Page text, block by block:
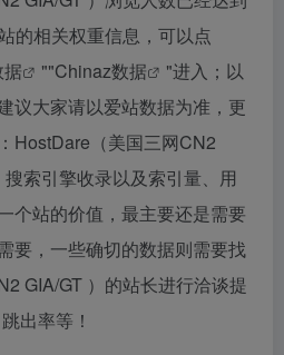
的相关权重信息，可以点
""Chinaz数据
"进入；以
议大家请以爱站数据为准，更
HostDare（美国三网CN2
索引擎收录以及索引量、用
个站的价值，最主要还是需要
要，一些确切的数据则需要找
GIA/GT ）的站长进行洽谈提
出率等！